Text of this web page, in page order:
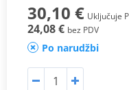
30,10 € Uključuje
24,08 € bez PDV
Po narudžbi